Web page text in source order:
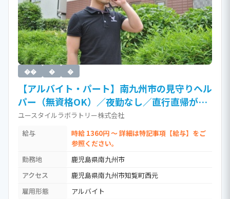
�� � �
【アルバイト・パート】南九州市の見守りヘル
パー（無資格OK）／夜勤なし／直行直帰がう
れしい訪問介護（時給1,360円以上）［Ja］ /
無資格(ホームヘルパー資格不要)
ユースタイルラボラトリー株式会社
給与
時給 1360円 ～ 詳細は特記事項【給与】をご
参照ください。
勤務地
鹿児島県南九州市
アクセス
鹿児島県南九州市知覧町西元
雇用形態
アルバイト